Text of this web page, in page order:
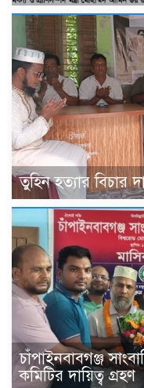
তুহিন হত্যার বিচার
চাঁপাইনবাবগঞ্জ
কমিটির দায়িত্ব গ্রহণ